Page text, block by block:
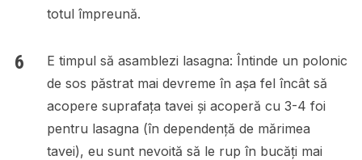
totul împreună.
E timpul să asamblezi lasagna: Întinde un polonic
de sos păstrat mai devreme în așa fel încât să
acopere suprafața tavei și acoperă cu 3-4 foi
pentru lasagna (în dependență de mărimea
tavei), eu sunt nevoită să le rup în bucăți mai